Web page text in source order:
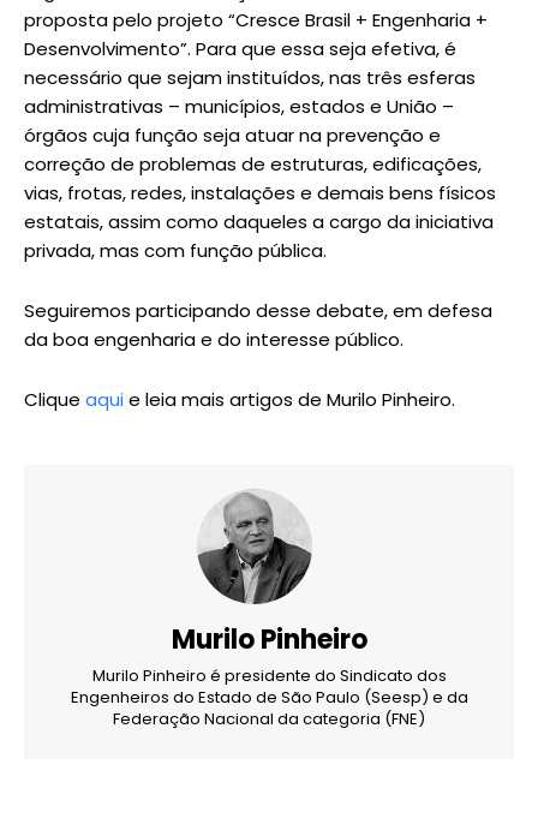
proposta pelo projeto “Cresce Brasil + Engenharia +
Desenvolvimento”. Para que essa seja efetiva, é
necessário que sejam instituídos, nas três esferas
administrativas – municípios, estados e União –
órgãos cuja função seja atuar na prevenção e
correção de problemas de estruturas, edificações,
vias, frotas, redes, instalações e demais bens físicos
estatais, assim como daqueles a cargo da iniciativa
privada, mas com função pública.
Seguiremos participando desse debate, em defesa
da boa engenharia e do interesse público.
Clique aquie leia mais artigos de Murilo Pinheiro.
Murilo Pinheiro
Murilo Pinheiro é presidente do Sindicato dos
Engenheiros do Estado de São Paulo (Seesp) e da
Federação Nacional da categoria (FNE)